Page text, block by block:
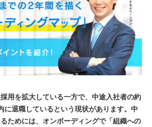
用を拡大している一方で、中途入社者の約
に退職しているという現状があります。中
ためには、オンボーディングで「組織への